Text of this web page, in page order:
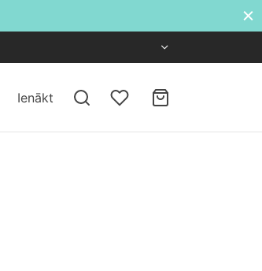
Ienākt